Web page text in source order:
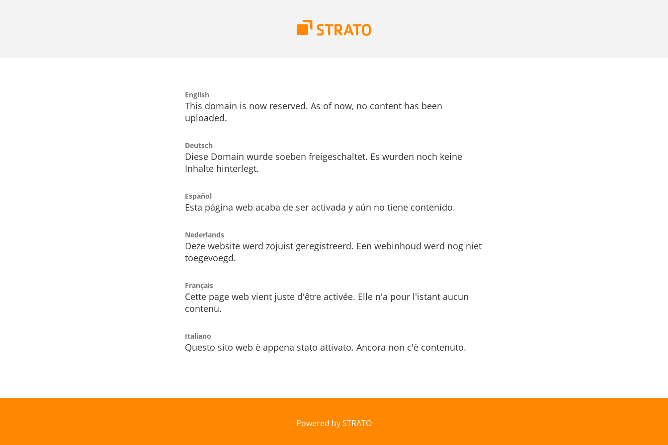
English
This domain is now reserved. As of now, no content has been
uploaded.
Deutsch
Diese Domain wurde soeben freigeschaltet. Es wurden noch keine
Inhalte hinterlegt.
Español
Esta página web acaba de ser activada y aún no tiene contenido.
Nederlands
Deze website werd zojuist geregistreerd. Een webinhoud werd nog niet
toegevoegd.
Français
Cette page web vient juste d'être activée. Elle n'a pour l'istant aucun
contenu.
Italiano
Questo sito web è appena stato attivato. Ancora non c'è contenuto.
Powered by STRATO